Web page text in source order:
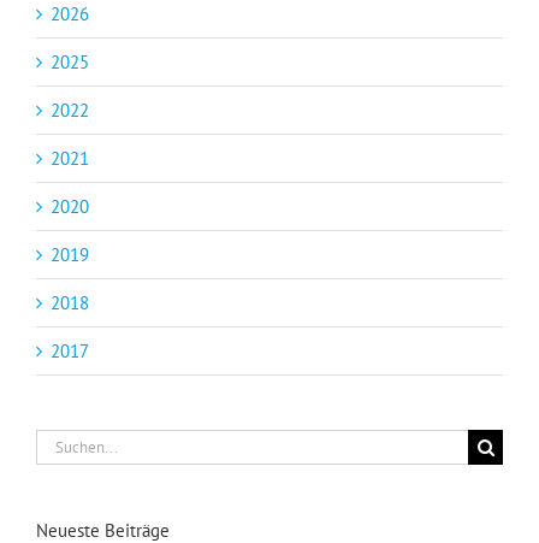
2026
2025
2022
2021
2020
2019
2018
2017
Suche
nach:
Neueste Beiträge